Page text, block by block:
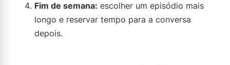
Fim de semana: escolher um episódio mais
longo e reservar tempo para a conversa
depois.